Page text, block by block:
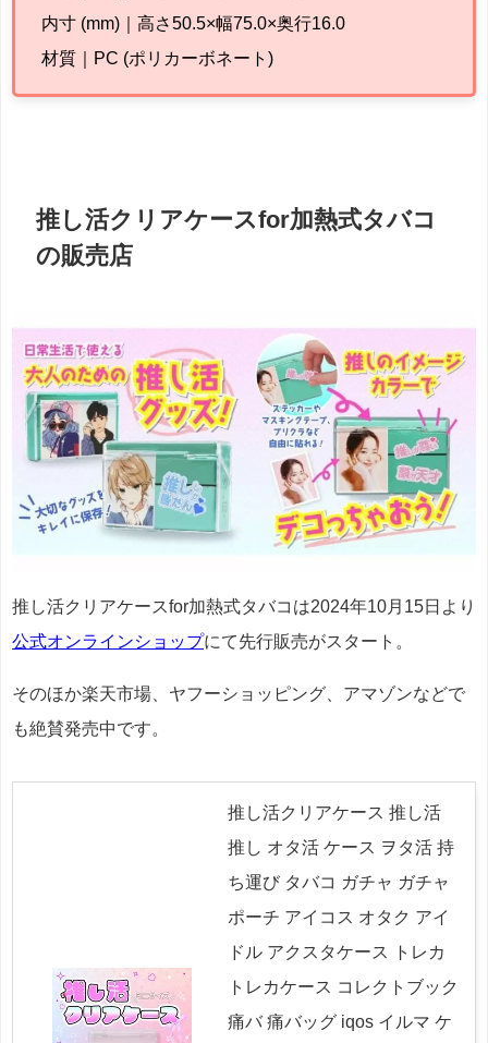
内寸 (mm)｜高さ50.5×幅75.0×奥行16.0
材質｜PC (ポリカーボネート)
推し活クリアケースfor加熱式タバコ
の販売店
推し活クリアケースfor加熱式タバコは2024年10月15日より
公式オンラインショップにて先行販売がスタート。
そのほか楽天市場、ヤフーショッピング、アマゾンなどで
も絶賛発売中です。
推し活クリアケース 推し活
推し オタ活 ケース ヲタ活 持
ち運び タバコ ガチャ ガチャ
ポーチ アイコス オタク アイ
ドル アクスタケース トレカ
トレカケース コレクトブック
痛バ 痛バッグ iqos イルマ ケ